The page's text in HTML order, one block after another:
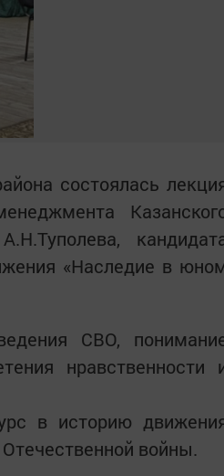
состоялась
«Наследие в
СВО,
нравственности
в историю
войны.